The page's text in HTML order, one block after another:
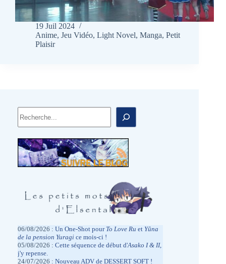
19 Juil 2024
Anime, Jeu Vidéo, Light Novel, Manga, Petit
Plaisir
06/08/2026 : Un One-Shot pour To Love Ru et Yûna
de la pension Yuragi ce mois-ci !
05/08/2026 : Cette séquence de début d'Asako I & II,
j'y repense.
24/07/2026 : Nouveau ADV de DESSERT SOFT !